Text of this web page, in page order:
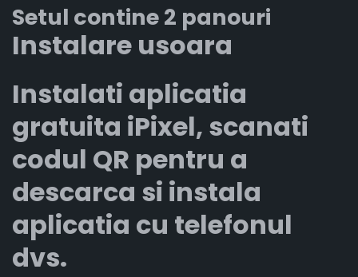
Setul contine 2 panouri
Instalare usoara
Instalati aplicatia
gratuita iPixel, scanati
codul QR pentru a
descarca si instala
aplicatia cu telefonul
dvs.